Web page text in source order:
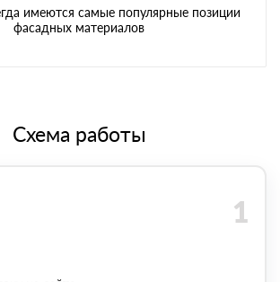
имеются самые популярные позиции
фасадных материалов
Схема работы